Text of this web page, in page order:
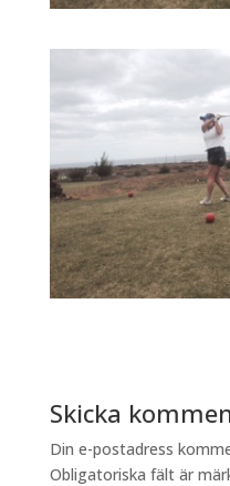
Skicka
Din e-postadress
Obligatoriska fält är